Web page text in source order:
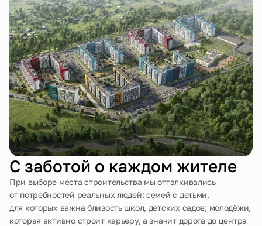
С заботой о каждом жителе
При выборе места строительства мы отталкивались
от потребностей реальных людей: семей с детьми,
для которых важна близость школ, детских садов; молодёжи,
которая активно строит карьеру, а значит дорога до центра